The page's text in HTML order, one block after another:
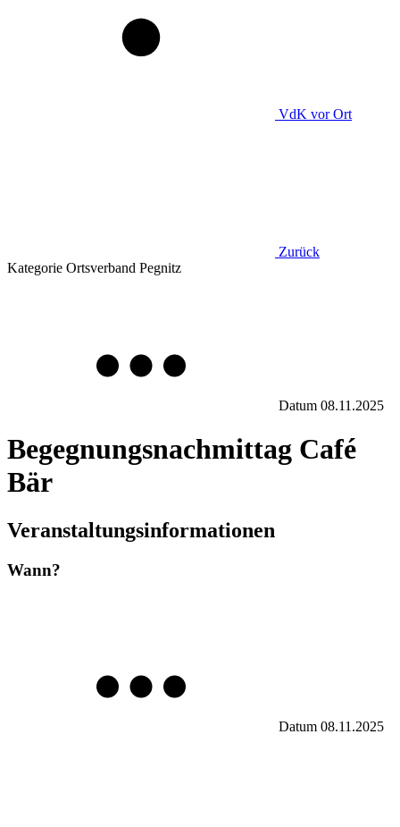
VdK vor Ort
Zurück
Kategorie Ortsverband Pegnitz
Datum 08.11.2025
Begegnungsnachmittag Café
Bär
Veranstaltungsinformationen
Wann?
Datum 08.11.2025